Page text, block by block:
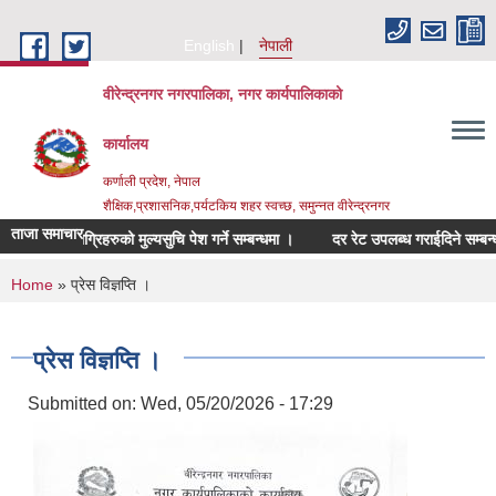
English
नेपाली
वीरेन्द्रनगर नगरपालिका, नगर कार्यपालिकाको
कार्यालय
कर्णाली प्रदेश, नेपाल
शैक्षिक,प्रशासनिक,पर्यटकिय शहर स्वच्छ, समुन्नत वीरेन्द्रनगर
ताजा समाचार
सामाग्रिहरुको मुल्यसुचि पेश गर्ने सम्बन्धमा । दर रेट उपलब्ध गराईदिने सम्बन्धमा
You are here
Home » प्रेस विज्ञप्ति ।
प्रेस विज्ञप्ति ।
Submitted on: Wed, 05/20/2026 - 17:29